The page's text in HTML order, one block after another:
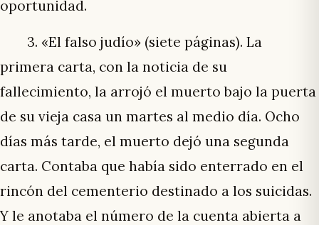
oportunidad.
3. «El falso judío» (siete páginas). La
primera carta, con la noticia de su
fallecimiento, la arrojó el muerto bajo la puerta
de su vieja casa un martes al medio día. Ocho
días más tarde, el muerto dejó una segunda
carta. Contaba que había sido enterrado en el
rincón del cementerio destinado a los suicidas.
Y le anotaba el número de la cuenta abierta a